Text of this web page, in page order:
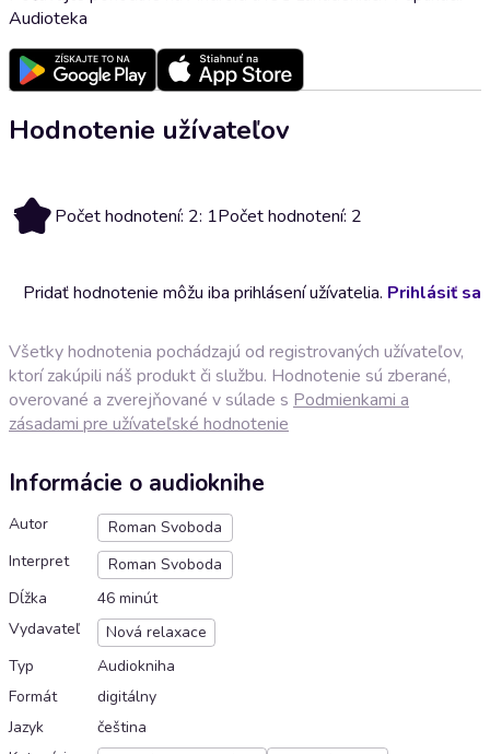
Audioteka
Hodnotenie užívateľov
1 Počet hodnotení: 2: 1Počet hodnotení: 2
Pridať hodnotenie môžu iba prihlásení užívatelia. Prihlásiť sa
Všetky hodnotenia pochádzajú od registrovaných užívateľov,
ktorí zakúpili náš produkt či službu. Hodnotenie sú zberané,
overované a zverejňované v súlade s Podmienkami a
zásadami pre užívateľské hodnotenie
Informácie o audioknihe
Autor
Roman Svoboda
Interpret
Roman Svoboda
Dĺžka
46 minút
Vydavateľ
Nová relaxace
Typ
Audiokniha
Formát
digitálny
Jazyk
čeština